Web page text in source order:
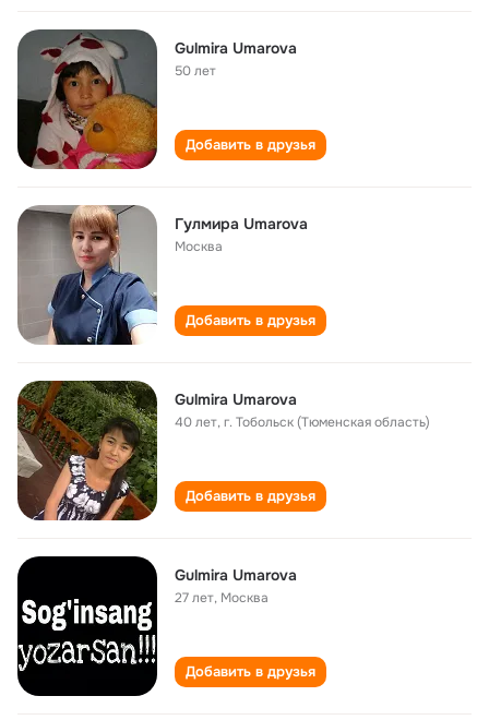
Gulmira Umarova
50 лет
Добавить в друзья
Гулмира Umarova
Москва
Добавить в друзья
Gulmira Umarova
40 лет,г. Тобольск (Тюменская область)
Добавить в друзья
Gulmira Umarova
27 лет, Москва
Добавить в друзья